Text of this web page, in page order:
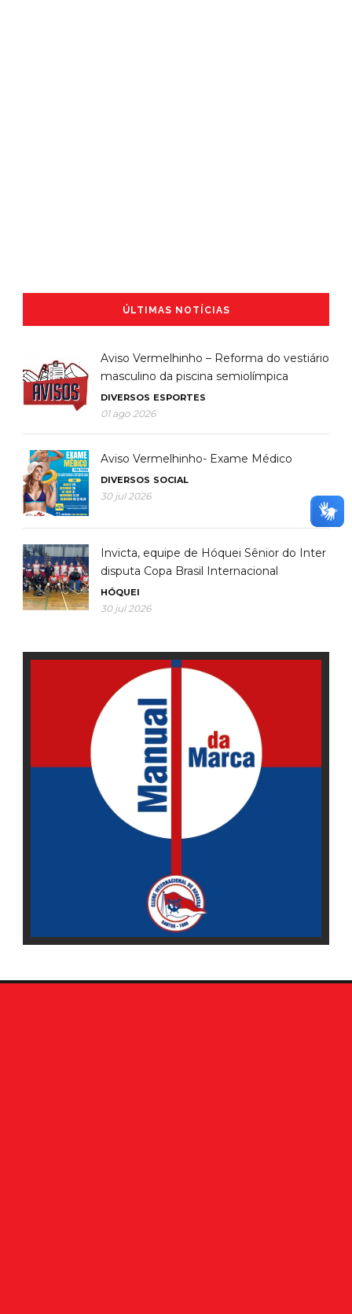
ÚLTIMAS NOTÍCIAS
Aviso Vermelhinho – Reforma do vestiário
masculino da piscina semiolímpica
DIVERSOS ESPORTES
01 ago 2026
Aviso Vermelhinho- Exame Médico
DIVERSOS SOCIAL
30 jul 2026
Invicta, equipe de Hóquei Sênior do Inter
disputa Copa Brasil Internacional
HÓQUEI
30 jul 2026